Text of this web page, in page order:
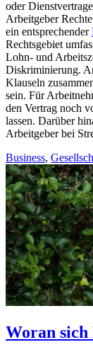
oder
Arbeitgeber
ein entsprechender
Rechtsgebiet
Lohn- und
Diskriminierung.
Klauseln
sein. Für
den Vertrag noch
lassen. Darüber
Arbeitgeber bei
Business,
Woran sich